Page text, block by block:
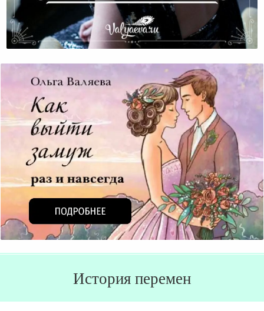
Что Делать, Если Все Надоело
История перемен